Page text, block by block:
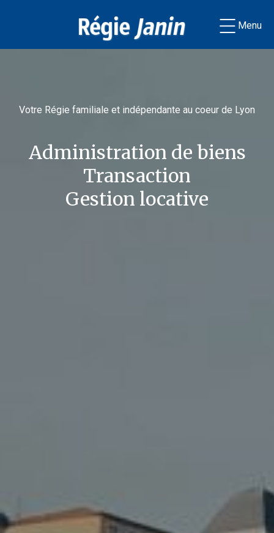
Menu
Votre Régie familiale et indépendante au coeur de Lyon
Administration de biens
Transaction
Gestion locative